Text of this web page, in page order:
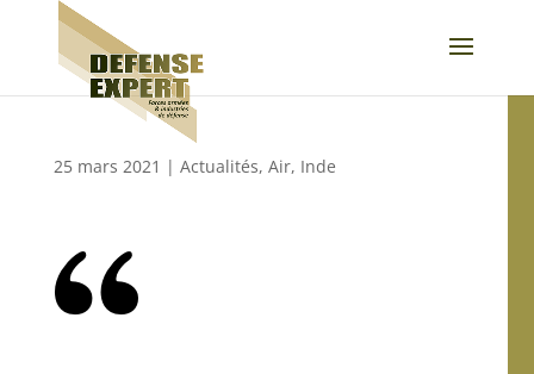
25 mars 2021 | Actualités, Air, Inde